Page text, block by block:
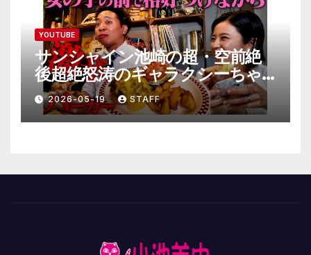
YOUTUBE
サンシャイン池崎の超・空前絶
後超絶怒涛のギャラクシーちゃ
んねる極
2026-05-19 STAFF